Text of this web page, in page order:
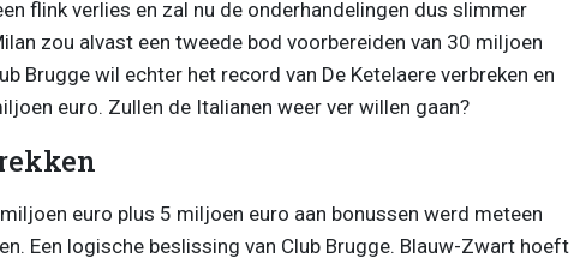
flink verlies en zal nu de onderhandelingen dus slimmer
zou alvast een tweede bod voorbereiden van 30 miljoen
Brugge wil echter het record van De Ketelaere verbreken en
euro. Zullen de Italianen weer ver willen gaan?
euro plus 5 miljoen euro aan bonussen werd meteen
Een logische beslissing van Club Brugge. Blauw-Zwart hoeft